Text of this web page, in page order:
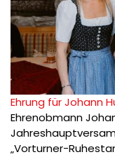
Ehrung für Johann
Ehrenobmann
„Vorturner-